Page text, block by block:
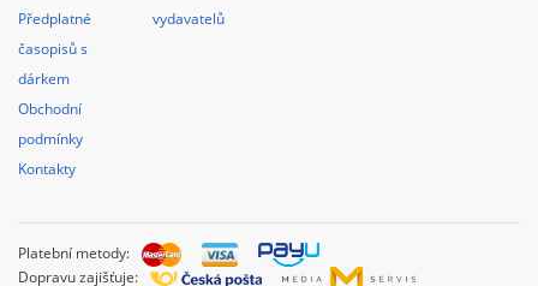
Předplatné
časopisů s
dárkem
Obchodní
podmínky
Kontakty
vydavatelů
Platební metody:
Dopravu zajišťuje: